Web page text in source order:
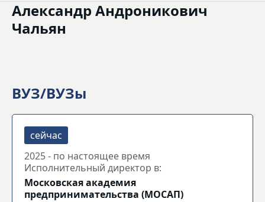
Александр Андроникович
Чальян
ВУЗ/ВУЗы
2025 - по настоящее время
Исполнительный директор в:
Московская академия
предпринимательства (МОСАП)